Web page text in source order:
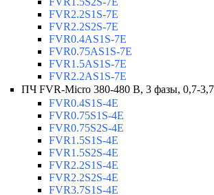
FVR2.2S1S-7E
FVR2.2S2S-7E
FVR0.4AS1S-7E
FVR0.75AS1S-7E
FVR1.5AS1S-7E
FVR2.2AS1S-7E
ПЧ FVR-Micro 380-480 В, 3 фазы, 0,7-
FVR0.4S1S-4E
FVR0.75S1S-4E
FVR0.75S2S-4E
FVR1.5S1S-4E
FVR1.5S2S-4E
FVR2.2S1S-4E
FVR2.2S2S-4E
FVR3.7S1S-4E